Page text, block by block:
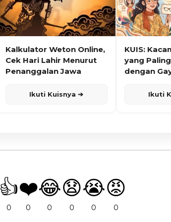
Kalkulator Weton Online,
Cek Hari Lahir Menurut
Penanggalan Jawa
Ikuti Kuisnya ➔
KUIS:
yang
dengan
Ikuti
👍
0
❤️
0
😂
0
😧
0
😭
0
😡
0